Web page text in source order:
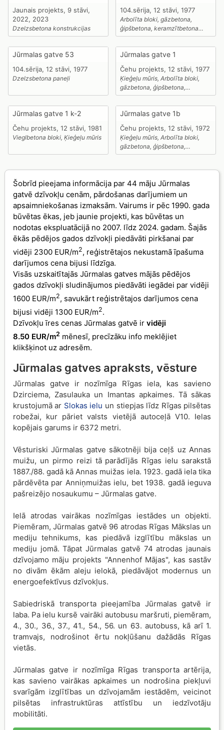
Jaunais projekts, 9 stāvi,
2022, 2023
Dzelzsbetona konstrukcijas
104.sērija, 12 stāvi, 1977
Arbolīta bloki, gāzbetona,
ģipšbetona, keramzītbetona
paneļi
Jūrmalas gatve 53
104.sērija, 12 stāvi, 1977
Dzelzsbetona paneļi
Jūrmalas gatve 1
Čehu projekts, 12 stāvi, 1977
Ķieģeļu mūris, Arbolīta bloki,
gāzbetona, ģipšbetona,
keramzītbetona paneļi
Jūrmalas gatve 1 k-2
Čehu projekts, 12 stāvi, 1981
Vieglbetona bloki, Ķieģeļu mūris
Jūrmalas gatve 1b
Čehu projekts, 12 stāvi, 1972
Ķieģeļu mūris, Arbolīta bloki,
gāzbetona, ģipšbetona,
keramzītbetona paneļi
Šobrīd pieejama informācija par 44 māju Jūrmalas
gatvē dzīvokļu cenām, pārdošanas darījumiem un
apsaimniekošanas izmaksām. Vairums ir pēc 1990. gada
būvētas ēkas, jeb jaunie projekti, kas būvētas un
nodotas ekspluatācijā no 2007. līdz 2024. gadam. Šajās
ēkās pēdējos gados dzīvokļi piedāvāti pirkšanai par
vidēji 2300 EUR/m2, reģistrētajos nekustamā īpašuma
darījumos cena bijusi līdzīga.
Visās uzskaitītajās Jūrmalas gatves mājās pēdējos
gados dzīvokļi sludinājumos piedāvāti iegādei par vidēji
1600 EUR/m2, savukārt reģistrētajos darījumos cena
bijusi vidēji 1300 EUR/m2.
Dzīvokļu īres cenas Jūrmalas gatvē ir vidēji
8.50 EUR/m2 mēnesī, precīzāku info meklējiet
klikšķinot uz adresēm.
Jūrmalas gatves apraksts, vēsture
Jūrmalas gatve ir nozīmīga Rīgas iela, kas savieno
Dzirciema, Zasulauka un Imantas apkaimes. Tā sākas
krustojumā ar Slokas ielu un stiepjas līdz Rīgas pilsētas
robežai, kur pāriet valsts vietējā autoceļā V10. Ielas
kopējais garums ir 6372 metri.
Vēsturiski Jūrmalas gatve sākotnēji bija ceļš uz Annas
muižu, un pirmo reizi tā parādījās Rīgas ielu sarakstā
1887./88. gadā kā Annas muižas iela. 1923. gadā iela tika
pārdēvēta par Anniņmuižas ielu, bet 1938. gadā ieguva
pašreizējo nosaukumu – Jūrmalas gatve.
Ielā atrodas vairākas nozīmīgas iestādes un objekti.
Piemēram, Jūrmalas gatvē 96 atrodas Rīgas Mākslas un
mediju tehnikums, kas piedāvā izglītību mākslas un
mediju jomā. Tāpat Jūrmalas gatvē 74 atrodas jaunais
dzīvojamo māju projekts "Annenhof Mājas", kas sastāv
no divām ēkām aleju ielokā, piedāvājot modernus un
energoefektīvus dzīvokļus.
Sabiedriskā transporta pieejamība Jūrmalas gatvē ir
laba. Pa ielu kursē vairāki autobusu maršruti, piemēram,
4., 30., 36., 37., 41., 54., 56. un 63. autobuss, kā arī 1.
tramvajs, nodrošinot ērtu nokļūšanu dažādās Rīgas
vietās.
Jūrmalas gatve ir nozīmīga Rīgas transporta artērija,
kas savieno vairākas apkaimes un nodrošina piekļuvi
svarīgām izglītības un dzīvojamām iestādēm, veicinot
pilsētas infrastruktūras attīstību un iedzīvotāju
mobilitāti.